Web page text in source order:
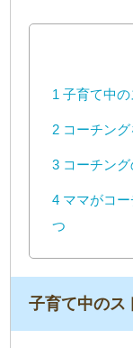
1 子育て中の
2 コーチン
3 コーチン
4 ママがコ
つ
子育て中のス